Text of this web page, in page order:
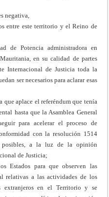
negativa,
entre este territorio y el Reino de
de Potencia administradora en
en su calidad de partes
Internacional de Justicia toda la
ser necesarios para aclarar esas
que aplace el referéndum que tenía
hasta que la Asamblea General
para acelerar el proceso de
con la resolución 1514
posibles, a la luz de la opinión
de Justicia;
Estados para que observen las
relativas a las actividades de los
extranjeros en el Territorio y se